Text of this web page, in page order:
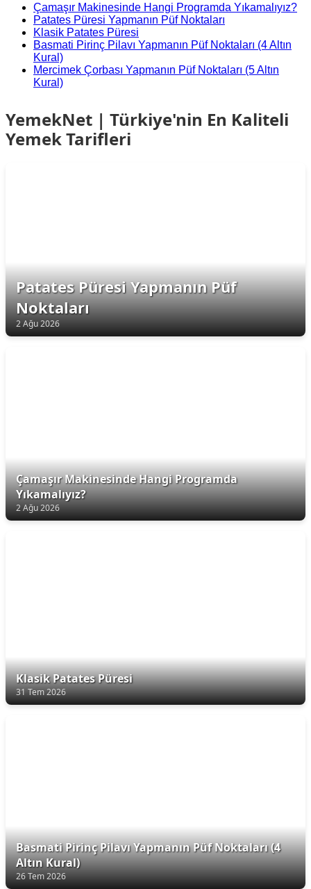
Çamaşır Makinesinde Hangi Programda Yıkamalıyız?
Patates Püresi Yapmanın Püf Noktaları
Klasik Patates Püresi
Basmati Pirinç Pilavı Yapmanın Püf Noktaları (4 Altın
Kural)
Mercimek Çorbası Yapmanın Püf Noktaları (5 Altın
Kural)
YemekNet | Türkiye'nin En Kaliteli
Yemek Tarifleri
Patates Püresi Yapmanın Püf
Noktaları
2 Ağu 2026
Çamaşır Makinesinde Hangi Programda
Yıkamalıyız?
2 Ağu 2026
Klasik Patates Püresi
31 Tem 2026
Basmati Pirinç Pilavı Yapmanın Püf Noktaları (4
Altın Kural)
26 Tem 2026